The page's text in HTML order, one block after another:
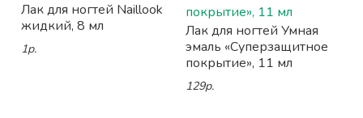
Лак для ногтей Naillook
жидкий, 8 мл
1р.
Лак для ногтей Умная
эмаль «Суперзащитное
покрытие», 11 мл
129р.